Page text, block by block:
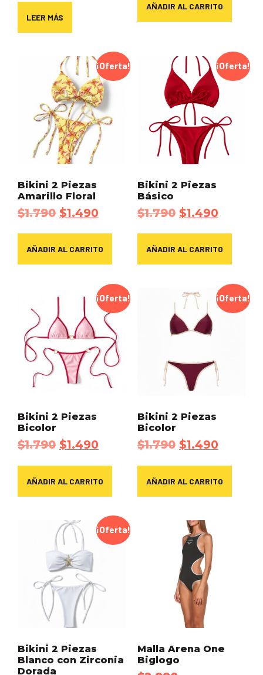
LEER MÁS
AÑADIR AL CARRITO
¡Oferta!
Bikini 2 Piezas
Amarillo Floral
$1.790 $1.490
AÑADIR AL CARRITO
¡Oferta!
Bikini 2 Piezas
Básico
$1.790 $1.490
AÑADIR AL CARRITO
¡Oferta!
Bikini 2 Piezas
Bicolor
$1.790 $1.490
AÑADIR AL CARRITO
¡Oferta!
Bikini 2 Piezas
Bicolor
$1.790 $1.490
AÑADIR AL CARRITO
¡Oferta!
Bikini 2 Piezas
Blanco con Zirconia
Dorada
Malla Arena One
Biglogo